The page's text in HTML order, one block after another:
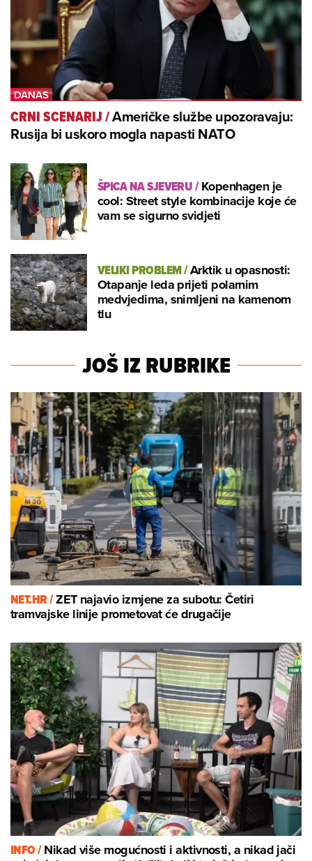
CRNI SCENARIJ/Američke službe upozoravaju:
Rusija bi uskoro mogla napasti NATO
ŠPICA NA SJEVERU/Kopenhagen je
cool: Street style kombinacije koje će
vam se sigurno svidjeti
VELIKI PROBLEM/Arktik u opasnosti:
Otapanje leda prijeti polarnim
medvjedima, snimljeni na kamenom
tlu
JOŠ IZ RUBRIKE
NET.HR /ZET najavio izmjene za subotu: Četiri
tramvajske linije prometovat će drugačije
INFO /Nikad više mogućnosti i aktivnosti, a nikad jači